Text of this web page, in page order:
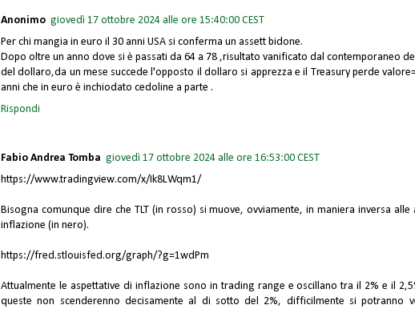
Anonimo giovedì 17 ottobre 2024 alle ore 15:40:00 CEST
Per chi mangia in euro il 30 anni USA si conferma un assett bidone.
Dopo oltre un anno dove si è passati da 64 a 78 ,risultato vanificato dal contemporaneo
del dollaro,da un mese succede l'opposto il dollaro si apprezza e il Treasury perde
anni che in euro è inchiodato cedoline a parte .
Rispondi
Fabio Andrea Tomba giovedì 17 ottobre 2024 alle ore 16:53:00 CEST
https://www.tradingview.com/x/Ik8LWqm1/
Bisogna comunque dire che TLT (in rosso) si muove, ovviamente, in maniera inversa alle
inflazione (in nero).
https://fred.stlouisfed.org/graph/?g=1wdPm
Attualmente le aspettative di inflazione sono in trading range e oscillano tra il 2% e il
queste non scenderenno decisamente al di sotto del 2%, difficilmente si potranno